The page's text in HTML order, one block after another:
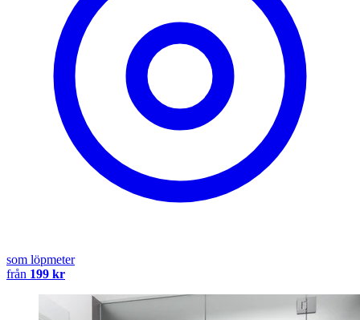
som löpmeter
från 199 kr